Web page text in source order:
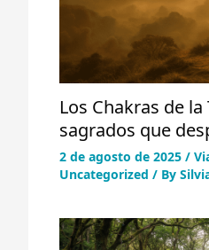
Los Chakras de
sagrados que
2 de agosto de 2025 /
Uncategorized / By